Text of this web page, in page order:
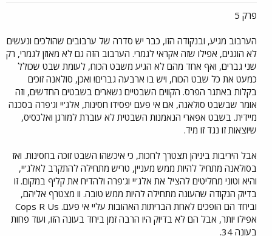
פרק 5
הערבוב מגיע, ובנקודה הזו, כבר יש סדרה של ערבובים שהולכים ונעשים
לא הוגנים, אפילו שזה אקראי לגמרי. הערבוב הזה גם לא מאוזן לגמרי, רק
שני גברים, ואף אחד מהם לא הגיע משבט הכוח, לעומת שבט שכולל
כמעט את כל שבט הכוח, ויש בו ארבעה גברים! ואכן, סולאנה זוכים
בקלות באתגר הפרס. הקווים השבטיים נשארים בשבטים החדשים, וזה
אומר שבשבט סולאנה, אם אי פעם יפסידו חסינות, אלג'יי וג'פרה בסכנה
מיידית. בשבט אפארי הנאמנות השבטית לא עוברת למורגן ואלכסיס,
שיוצאות זו נגד זו מיד.
אבל היריבות ביניהן תצטרך לחכות, כי איכשהו השבט זוכה בחסינות. ואז
בסולאנה מתחיל להיות ממש מעניין, טריש מתחילה להתקרב לאלג'יי,
והיא וטוני מחליטים להציל את אלג'יי וג'פרה ולהדיח את קליף במקום. זו
בדיוק הנקודה שהעונה מתחילה להיות ממש טובה. וו מצטרף אליהם,
וביחד הם הופכים לאחת הבריתות האהובות עליי אי פעם. Cops R Us
אפילו יותר, אבל הם לא בדיוק היו הרבה זמן ביחד בעונה הזו, ועוד פחות
בעונה 34.